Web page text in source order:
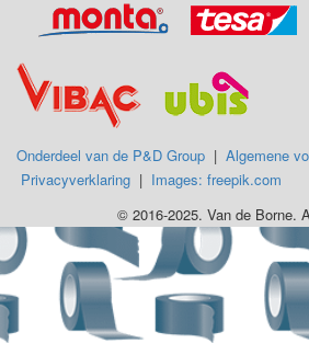
Onderdeel van de P&D Group | Algemene
Privacyverklaring | Images: freepik.com
© 2016-2025. Van de Borne.